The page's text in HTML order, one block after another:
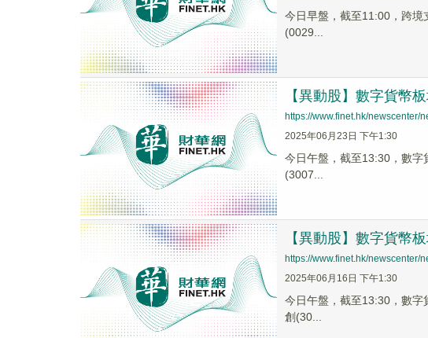
今日早盤，截至11:00，跨
(0029...
【異動股】數字貨幣
https://www.finet.hk/newscenter/
2025年06月23日 下午1:30
今日午盤，截至13:30，數
(3007...
【異動股】數字貨幣
https://www.finet.hk/newscenter/
2025年06月16日 下午1:30
今日午盤，截至13:30，數
創(30...